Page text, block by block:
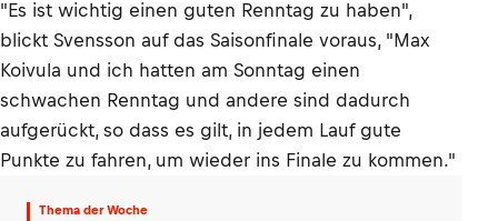
"Es ist wichtig einen guten Renntag zu haben",
blickt Svensson auf das Saisonfinale voraus, "Max
Koivula und ich hatten am Sonntag einen
schwachen Renntag und andere sind dadurch
aufgerückt, so dass es gilt, in jedem Lauf gute
Punkte zu fahren, um wieder ins Finale zu kommen."
Thema der Woche